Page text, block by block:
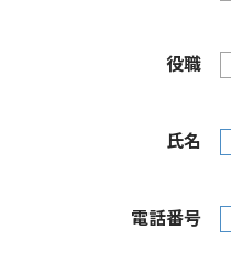
役職
氏名
電話番号